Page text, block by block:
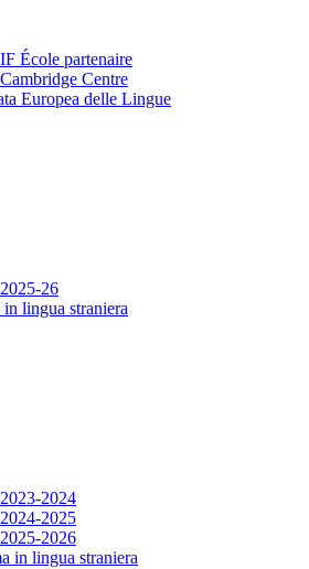
IF École partenaire
Cambridge Centre
Europea delle Lingue
2025-26
in lingua straniera
2023-2024
2024-2025
2025-2026
in lingua straniera